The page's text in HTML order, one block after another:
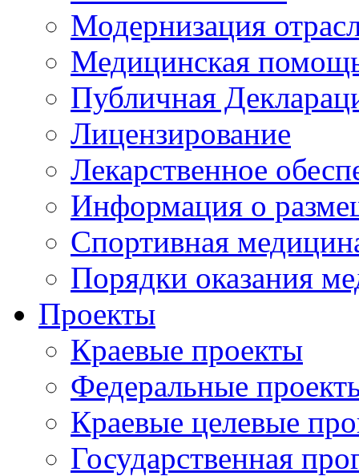
Модернизация
Медицинская
Публичная
Лицензирование
Лекарственное
Информация о
Спортивная
Порядки оказания
Проекты
Краевые проекты
Федеральные
Краевые целевые
Государственная